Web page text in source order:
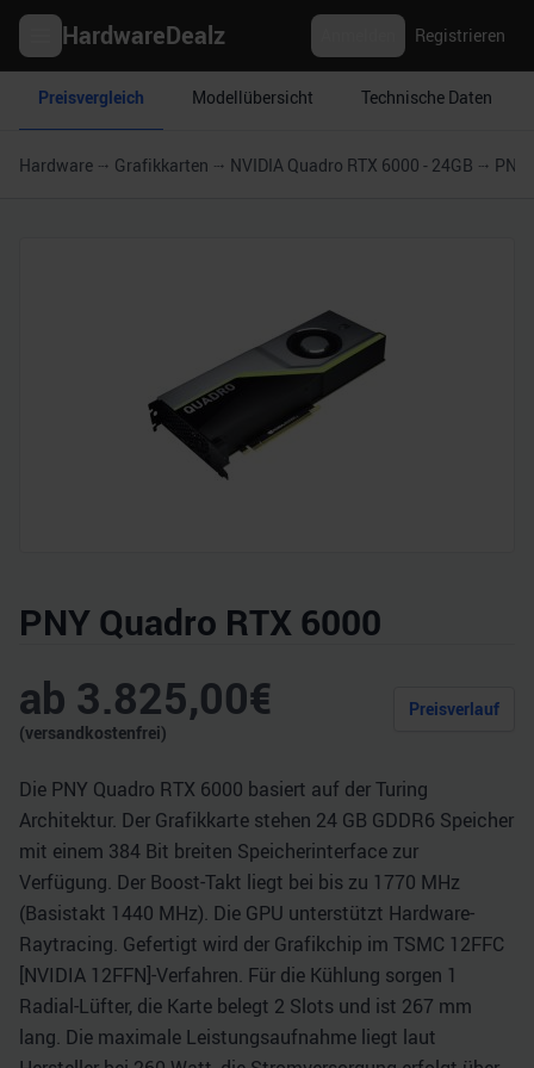
HardwareDealz Registrieren
Preisvergleich Modellübersicht Technische Daten
Hardware Grafikkarten NVIDIA Quadro RTX 6000 - 24GB PNY
PNY Quadro RTX 6000
ab 3.825,00€
(versandkostenfrei)
Preisverlauf
Die PNY Quadro RTX 6000 basiert auf der Turing
Architektur. Der Grafikkarte stehen 24 GB GDDR6 Speicher
mit einem 384 Bit breiten Speicherinterface zur
Verfügung. Der Boost-Takt liegt bei bis zu 1770 MHz
(Basistakt 1440 MHz). Die GPU unterstützt Hardware-
Raytracing. Gefertigt wird der Grafikchip im TSMC 12FFC
[NVIDIA 12FFN]-Verfahren. Für die Kühlung sorgen 1
Radial-Lüfter, die Karte belegt 2 Slots und ist 267 mm
lang. Die maximale Leistungsaufnahme liegt laut